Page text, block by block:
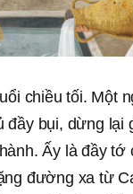
chiều tối. Một
đầy bụi, dừng lại
Ấy là đầy tớ
đường xa từ